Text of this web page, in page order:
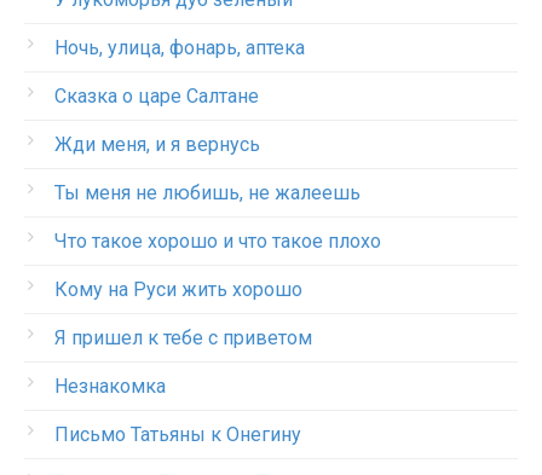
Ночь, улица, фонарь, аптека
Сказка о царе Салтане
Жди меня, и я вернусь
Ты меня не любишь, не жалеешь
Что такое хорошо и что такое плохо
Кому на Руси жить хорошо
Я пришел к тебе с приветом
Незнакомка
Письмо Татьяны к Онегину